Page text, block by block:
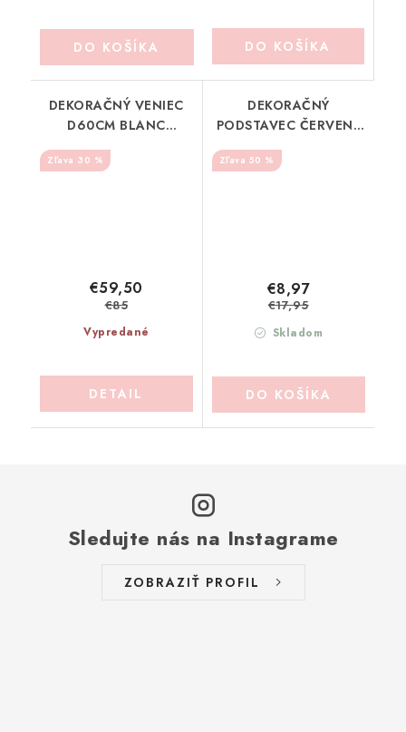
DO KOŠÍKA DO KOŠÍKA
DEKORAČNÝ VENIEC
D60CM BLANC
MARICLO (A37207)
30 %
Vypredané
€59,50
€85
DETAIL
DEKORAČNÝ
PODSTAVEC ČERVENÝ
BLANC MARICLO
(A36755)
50 %
Skladom
€8,97
€17,95
DO KOŠÍKA
Sledujte nás na Instagrame
ZOBRAZIŤ PROFIL